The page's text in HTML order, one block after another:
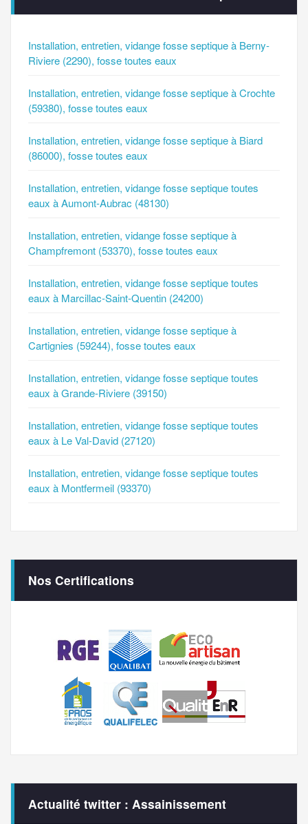
Installation, entretien, vidange fosse septique à Berny-
Riviere (2290), fosse toutes eaux
Installation, entretien, vidange fosse septique à Crochte
(59380), fosse toutes eaux
Installation, entretien, vidange fosse septique à Biard
(86000), fosse toutes eaux
Installation, entretien, vidange fosse septique toutes
eaux à Aumont-Aubrac (48130)
Installation, entretien, vidange fosse septique à
Champfremont (53370), fosse toutes eaux
Installation, entretien, vidange fosse septique toutes
eaux à Marcillac-Saint-Quentin (24200)
Installation, entretien, vidange fosse septique à
Cartignies (59244), fosse toutes eaux
Installation, entretien, vidange fosse septique toutes
eaux à Grande-Riviere (39150)
Installation, entretien, vidange fosse septique toutes
eaux à Le Val-David (27120)
Installation, entretien, vidange fosse septique toutes
eaux à Montfermeil (93370)
Nos Certifications
Actualité twitter : Assainissement